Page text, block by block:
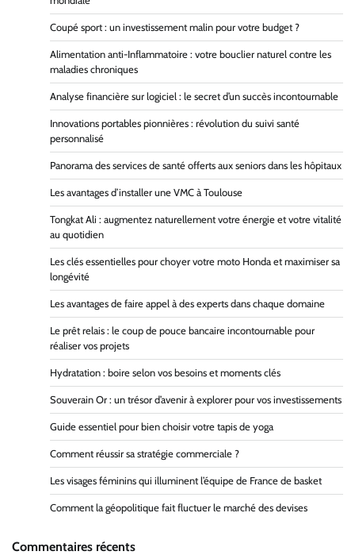
Coupé sport : un investissement malin pour votre budget ?
Alimentation anti-Inflammatoire : votre bouclier naturel contre les
maladies chroniques
Analyse financière sur logiciel : le secret d’un succès incontournable
Innovations portables pionnières : révolution du suivi santé
personnalisé
Panorama des services de santé offerts aux seniors dans les hôpitaux
Les avantages d’installer une VMC à Toulouse
Tongkat Ali : augmentez naturellement votre énergie et votre vitalité
au quotidien
Les clés essentielles pour choyer votre moto Honda et maximiser sa
longévité
Les avantages de faire appel à des experts dans chaque domaine
Le prêt relais : le coup de pouce bancaire incontournable pour
réaliser vos projets
Hydratation : boire selon vos besoins et moments clés
Souverain Or : un trésor d’avenir à explorer pour vos investissements
Guide essentiel pour bien choisir votre tapis de yoga
Comment réussir sa stratégie commerciale ?
Les visages féminins qui illuminent l’équipe de France de basket
Comment la géopolitique fait fluctuer le marché des devises
Commentaires récents